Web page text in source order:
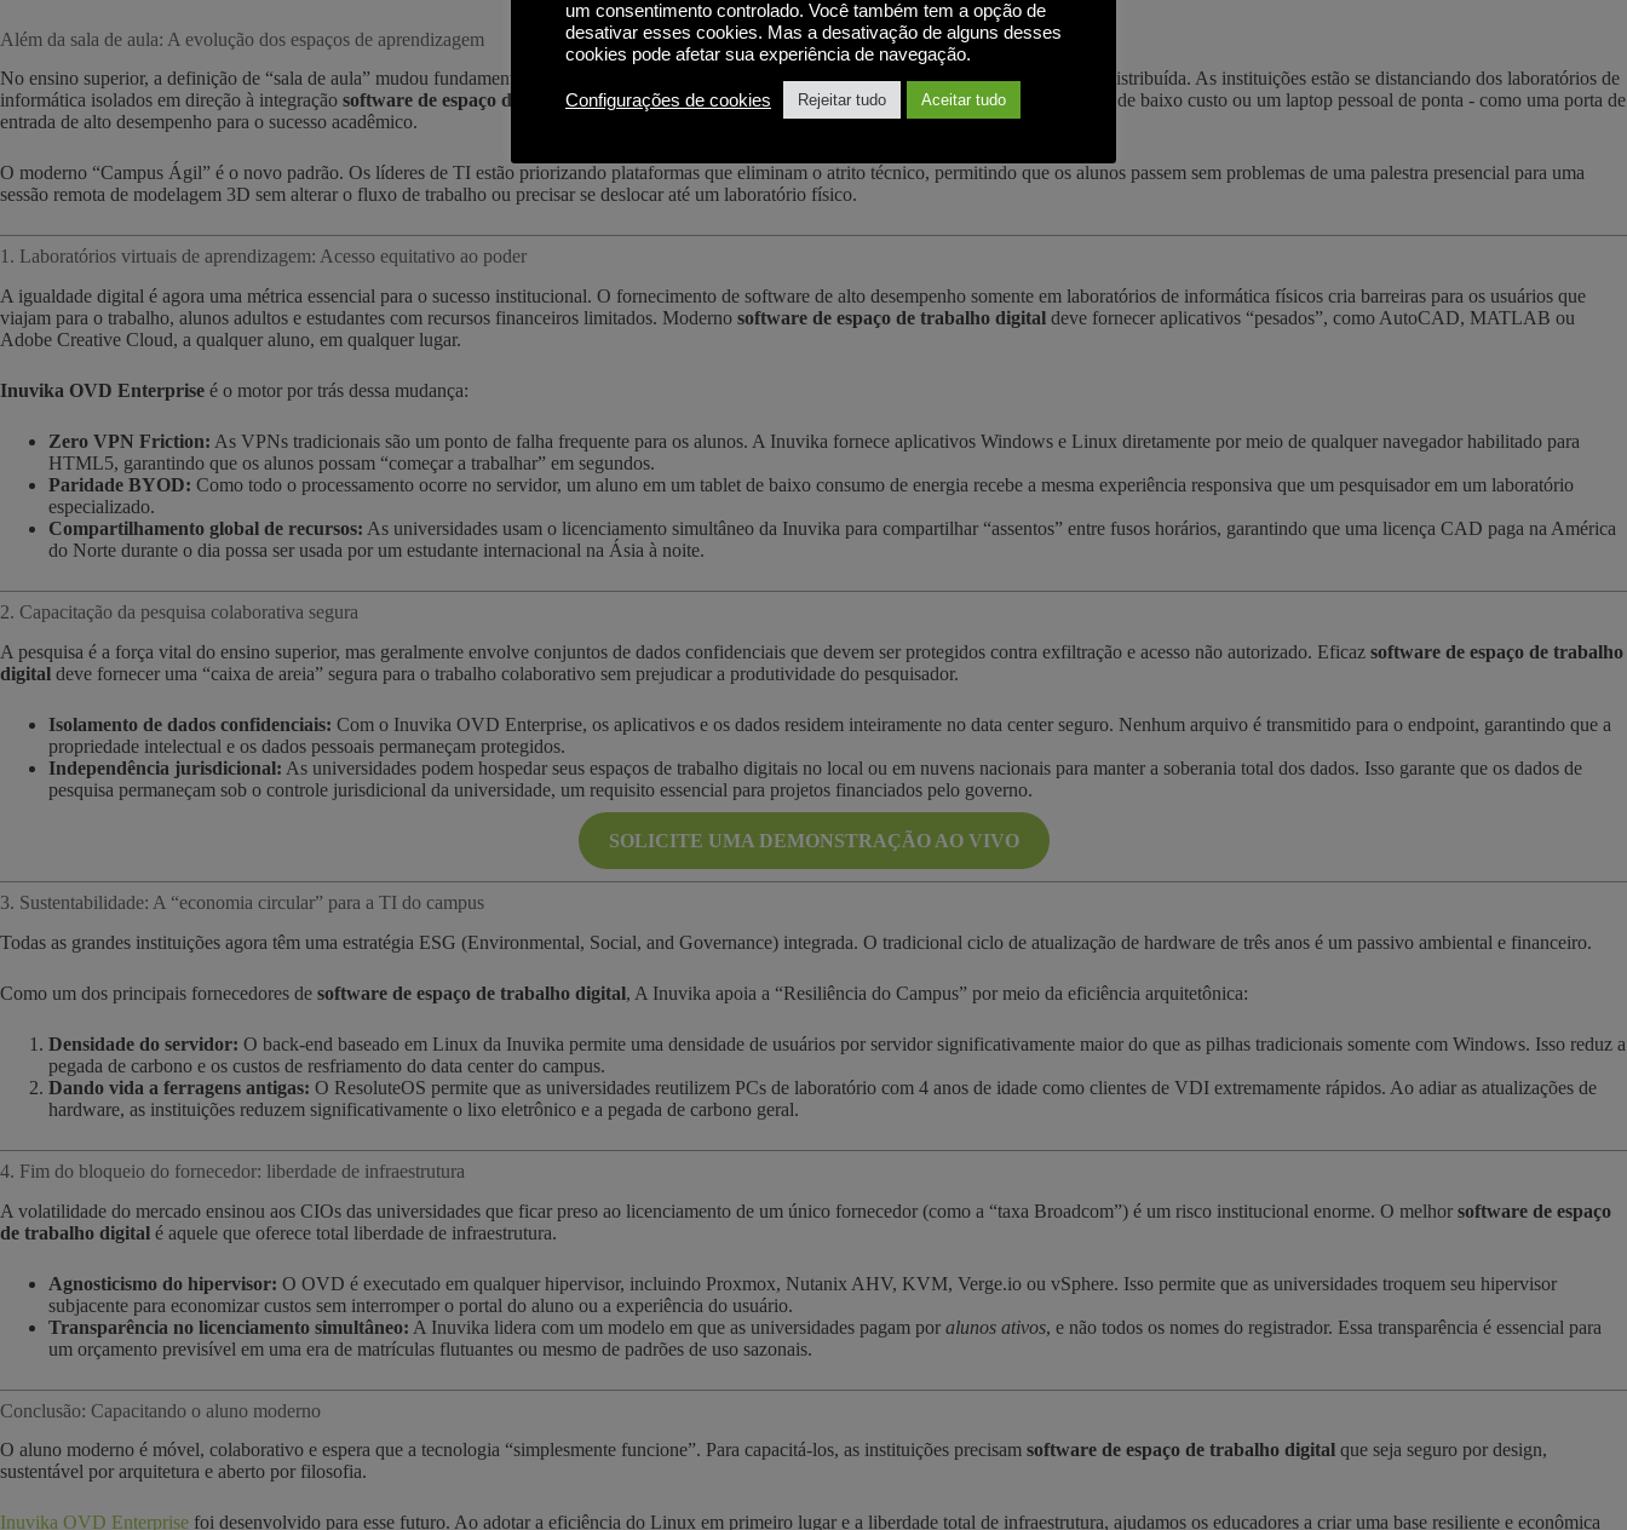
Além da sala de aula: A evolução dos espaços de aprendizagem
No ensino superior, a definição de “sala de aula” mudou fundamentalmente. O aprendizado não é mais um destino; é uma experiência contínua e distribuída. As instituições estão se distanciando dos laboratórios de
informática isolados em direção à integração software de espaço de trabalho digitalque trata o dispositivo de cada aluno - seja um Chromebook de baixo custo ou um laptop pessoal de ponta - como uma porta de
entrada de alto desempenho para o sucesso acadêmico.
O moderno “Campus Ágil” é o novo padrão. Os líderes de TI estão priorizando plataformas que eliminam o atrito técnico, permitindo que os alunos passem sem problemas de uma palestra presencial para uma
sessão remota de modelagem 3D sem alterar o fluxo de trabalho ou precisar se deslocar até um laboratório físico.
1. Laboratórios virtuais de aprendizagem: Acesso equitativo ao poder
A igualdade digital é agora uma métrica essencial para o sucesso institucional. O fornecimento de software de alto desempenho somente em laboratórios de informática físicos cria barreiras para os usuários que
viajam para o trabalho, alunos adultos e estudantes com recursos financeiros limitados. Moderno software de espaço de trabalho digital deve fornecer aplicativos “pesados”, como AutoCAD, MATLAB ou
Adobe Creative Cloud, a qualquer aluno, em qualquer lugar.
Inuvika OVD Enterprise é o motor por trás dessa mudança:
Zero VPN Friction: As VPNs tradicionais são um ponto de falha frequente para os alunos. A Inuvika fornece aplicativos Windows e Linux diretamente por meio de qualquer navegador habilitado para
HTML5, garantindo que os alunos possam “começar a trabalhar” em segundos.
Paridade BYOD: Como todo o processamento ocorre no servidor, um aluno em um tablet de baixo consumo de energia recebe a mesma experiência responsiva que um pesquisador em um laboratório
especializado.
Compartilhamento global de recursos: As universidades usam o licenciamento simultâneo da Inuvika para compartilhar “assentos” entre fusos horários, garantindo que uma licença CAD paga na América
do Norte durante o dia possa ser usada por um estudante internacional na Ásia à noite.
2. Capacitação da pesquisa colaborativa segura
A pesquisa é a força vital do ensino superior, mas geralmente envolve conjuntos de dados confidenciais que devem ser protegidos contra exfiltração e acesso não autorizado. Eficaz software de espaço de trabalho
digital deve fornecer uma “caixa de areia” segura para o trabalho colaborativo sem prejudicar a produtividade do pesquisador.
Isolamento de dados confidenciais: Com o Inuvika OVD Enterprise, os aplicativos e os dados residem inteiramente no data center seguro. Nenhum arquivo é transmitido para o endpoint, garantindo que a
propriedade intelectual e os dados pessoais permaneçam protegidos.
Independência jurisdicional: As universidades podem hospedar seus espaços de trabalho digitais no local ou em nuvens nacionais para manter a soberania total dos dados. Isso garante que os dados de
pesquisa permaneçam sob o controle jurisdicional da universidade, um requisito essencial para projetos financiados pelo governo.
SOLICITE UMA DEMONSTRAÇÃO AO VIVO
3. Sustentabilidade: A “economia circular” para a TI do campus
Todas as grandes instituições agora têm uma estratégia ESG (Environmental, Social, and Governance) integrada. O tradicional ciclo de atualização de hardware de três anos é um passivo ambiental e financeiro.
Como um dos principais fornecedores de software de espaço de trabalho digital, A Inuvika apoia a “Resiliência do Campus” por meio da eficiência arquitetônica:
Densidade do servidor: O back-end baseado em Linux da Inuvika permite uma densidade de usuários por servidor significativamente maior do que as pilhas tradicionais somente com Windows. Isso reduz a
pegada de carbono e os custos de resfriamento do data center do campus.
Dando vida a ferragens antigas: O ResoluteOS permite que as universidades reutilizem PCs de laboratório com 4 anos de idade como clientes de VDI extremamente rápidos. Ao adiar as atualizações de
hardware, as instituições reduzem significativamente o lixo eletrônico e a pegada de carbono geral.
4. Fim do bloqueio do fornecedor: liberdade de infraestrutura
A volatilidade do mercado ensinou aos CIOs das universidades que ficar preso ao licenciamento de um único fornecedor (como a “taxa Broadcom”) é um risco institucional enorme. O melhor software de espaço
de trabalho digital é aquele que oferece total liberdade de infraestrutura.
Agnosticismo do hipervisor: O OVD é executado em qualquer hipervisor, incluindo Proxmox, Nutanix AHV, KVM, Verge.io ou vSphere. Isso permite que as universidades troquem seu hipervisor
subjacente para economizar custos sem interromper o portal do aluno ou a experiência do usuário.
Transparência no licenciamento simultâneo: A Inuvika lidera com um modelo em que as universidades pagam por alunos ativos, e não todos os nomes do registrador. Essa transparência é essencial para
um orçamento previsível em uma era de matrículas flutuantes ou mesmo de padrões de uso sazonais.
Conclusão: Capacitando o aluno moderno
O aluno moderno é móvel, colaborativo e espera que a tecnologia “simplesmente funcione”. Para capacitá-los, as instituições precisam software de espaço de trabalho digital que seja seguro por design,
sustentável por arquitetura e aberto por filosofia.
Inuvika OVD Enterprise foi desenvolvido para esse futuro. Ao adotar a eficiência do Linux em primeiro lugar e a liberdade total de infraestrutura, ajudamos os educadores a criar uma base resiliente e econômica
um consentimento controlado. Você também tem a opção de
desativar esses cookies. Mas a desativação de alguns desses
cookies pode afetar sua experiência de navegação.
Configurações de cookies Rejeitar tudo Aceitar tudo